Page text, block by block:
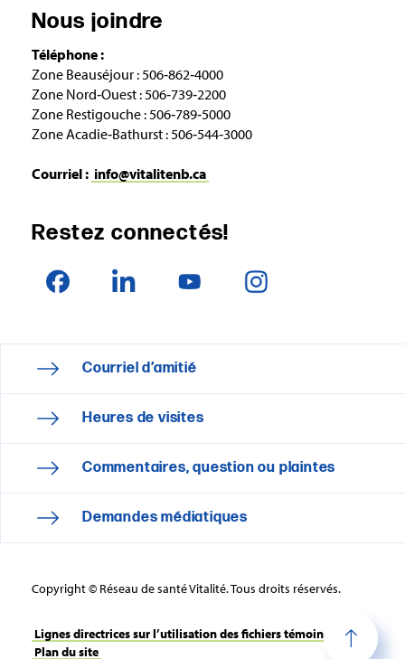
Nous joindre
Téléphone :
Zone Beauséjour : 506‑862‑4000
Zone Nord‑Ouest : 506‑739‑2200
Zone Restigouche : 506‑789‑5000
Zone Acadie‑Bathurst : 506‑544‑3000
Courriel : info@vitalitenb.ca
Restez connectés!
Courriel d’amitié
Heures de visites
Commentaires, question ou plaintes
Demandes médiatiques
Copyright © Réseau de santé Vitalité. Tous droits réservés.
Lignes directrices sur l’utilisation des fichiers témoins
Plan du site